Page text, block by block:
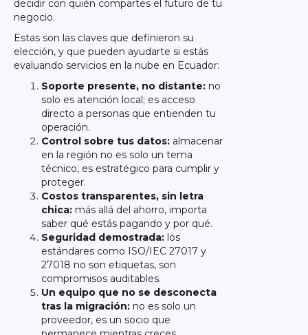
decidir con quién compartes el futuro de tu
negocio.
Estas son las claves que definieron su
elección, y que pueden ayudarte si estás
evaluando servicios en la nube en Ecuador:
Soporte presente, no distante: no
solo es atención local; es acceso
directo a personas que entienden tu
operación.
Control sobre tus datos: almacenar
en la región no es solo un tema
técnico, es estratégico para cumplir y
proteger.
Costos transparentes, sin letra
chica: más allá del ahorro, importa
saber qué estás pagando y por qué.
Seguridad demostrada: los
estándares como ISO/IEC 27017 y
27018 no son etiquetas, son
compromisos auditables.
Un equipo que no se desconecta
tras la migración: no es solo un
proveedor, es un socio que